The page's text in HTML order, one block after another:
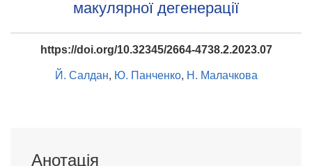
макулярної дегенерації
https://doi.org/10.32345/2664-4738.2.2023.07
Й. Салдан, Ю. Панченко, Н. Малачкова
Анотація